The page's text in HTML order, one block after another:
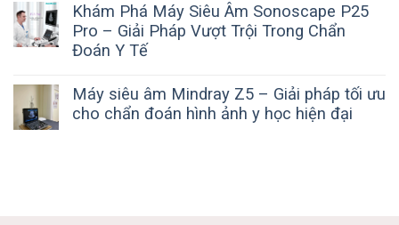
Khám Phá Máy Siêu Âm Sonoscape P25
Pro – Giải Pháp Vượt Trội Trong Chẩn
Đoán Y Tế
Máy siêu âm Mindray Z5 – Giải pháp tối ưu
cho chẩn đoán hình ảnh y học hiện đại